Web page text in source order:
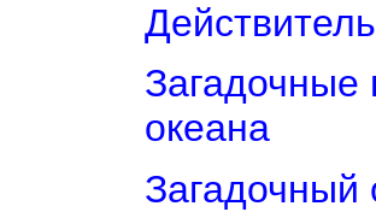
Загадочные
океана
Загадочный